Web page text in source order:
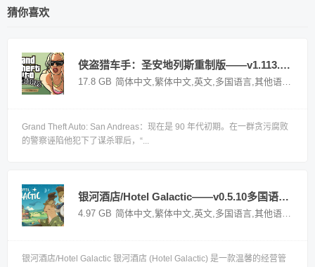
猜你喜欢
侠盗猎车手：圣安地列斯重制版——v1.113.49697469多国语言（含简体中文）解压即玩版
17.8 GB 简体中文,繁体中文,英文,多国语言,其他语言
Grand Theft Auto: San Andreas：现在是 90 年代初期。在一群贪污腐败
的警察诬陷他犯下了谋杀罪后，“...
银河酒店/Hotel Galactic——v0.5.10多国语言（含简体中文）免安装解压即玩版
4.97 GB 简体中文,繁体中文,英文,多国语言,其他语言
银河酒店/Hotel Galactic 银河酒店 (Hotel Galactic) 是一款温馨的经营管